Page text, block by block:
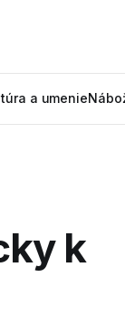
a umenie
k